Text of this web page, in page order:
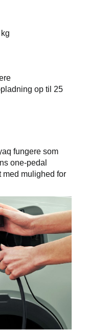
op til 25
fungere som
one-pedal
mulighed for